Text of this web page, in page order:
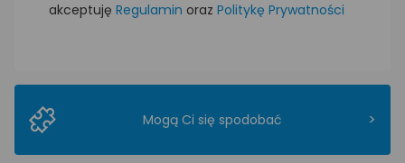
akceptuję Regulamin oraz Politykę Prywatności
Mogą Ci się spodobać >